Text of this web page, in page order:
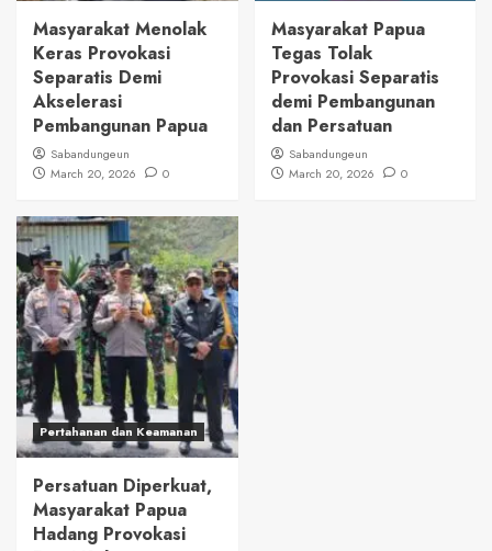
Masyarakat Menolak
Keras Provokasi
Separatis Demi
Akselerasi
Pembangunan Papua
Sabandungeun
March 20, 2026
0
Masyarakat Papua
Tegas Tolak
Provokasi Separatis
demi Pembangunan
dan Persatuan
Sabandungeun
March 20, 2026
0
Pertahanan dan Keamanan
Persatuan Diperkuat,
Masyarakat Papua
Hadang Provokasi